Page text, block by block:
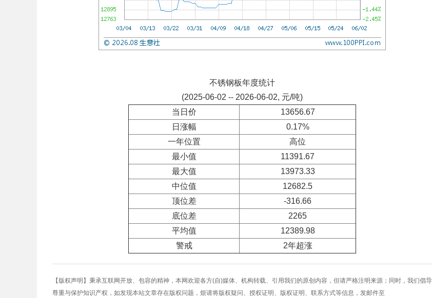
不锈钢板年度统计
(2025-06-02 -- 2026-06-02, 元/吨)
当日价
13656.67
日涨幅
0.17%
一年位置
高位
最小值
11391.67
最大值
13973.33
中位值
12682.5
顶位差
-316.66
底位差
2265
平均值
12389.98
警戒
2年超涨
【版权声明】秉承互联网开放、包容的精神，本网欢迎各方(自)媒体、机构转载、引用我们的原创内容，但请严格注明来源；同时，我们倡导
尊重与保护知识产权，如发现本站文章存在版权问题，烦请将版权疑问、授权证明、版权证明、联系方式等信息，发邮件至